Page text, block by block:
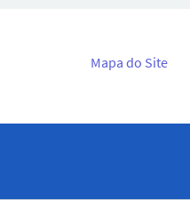
Pular para o
Mapa do Site